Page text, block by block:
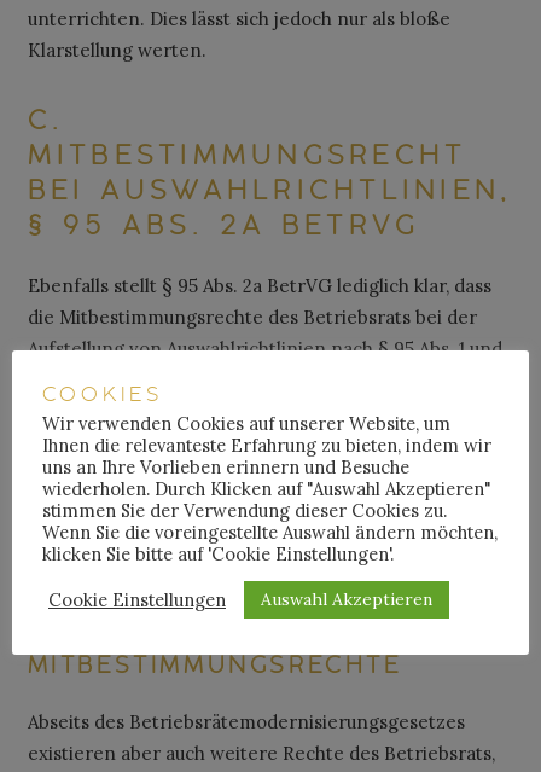
unterrichten. Dies lässt sich jedoch nur als bloße
Klarstellung werten.
C.
MITBESTIMMUNGSRECHT
BEI AUSWAHLRICHTLINIEN,
§ 95 ABS. 2A BETRVG
Ebenfalls stellt § 95 Abs. 2a BetrVG lediglich klar, dass
die Mitbestimmungsrechte des Betriebsrats bei der
Aufstellung von Auswahlrichtlinien nach § 95 Abs. 1 und
Intelligenz zur Geltung kommen. Dabei erlangt § 95
Abs. 2a BetrVG vor allem in dem Bereich der
Personalanalytik und der Verhinderung
diskriminierender Algorithmen nach dem Allgemeinen
Gleichbehandlungsgesetz Relevanz.
2.WEITERE, BEDEUTENDE
MITBESTIMMUNGSRECHTE
Abseits des Betriebsrätemodernisierungsgesetzes
existieren aber auch weitere Rechte des Betriebsrats,
COOKIES
Wir verwenden Cookies auf unserer Website, um
Ihnen die relevanteste Erfahrung zu bieten, indem wir
uns an Ihre Vorlieben erinnern und Besuche
wiederholen. Durch Klicken auf "Auswahl Akzeptieren"
stimmen Sie der Verwendung dieser Cookies zu.
Wenn Sie die voreingestellte Auswahl ändern möchten,
klicken Sie bitte auf 'Cookie Einstellungen'.
Cookie Einstellungen
Auswahl Akzeptieren